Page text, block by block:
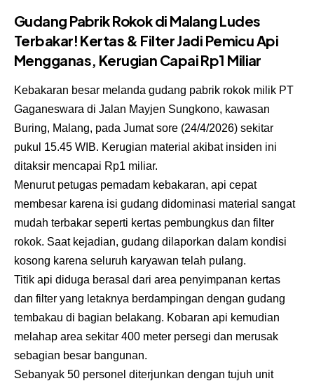
Gudang Pabrik Rokok di Malang Ludes
Terbakar! Kertas & Filter Jadi Pemicu Api
Mengganas, Kerugian Capai Rp1 Miliar
Kebakaran besar melanda gudang pabrik rokok milik PT
Gaganeswara di Jalan Mayjen Sungkono, kawasan
Buring, Malang, pada Jumat sore (24/4/2026) sekitar
pukul 15.45 WIB. Kerugian material akibat insiden ini
ditaksir mencapai Rp1 miliar.
Menurut petugas pemadam kebakaran, api cepat
membesar karena isi gudang didominasi material sangat
mudah terbakar seperti kertas pembungkus dan filter
rokok. Saat kejadian, gudang dilaporkan dalam kondisi
kosong karena seluruh karyawan telah pulang.
Titik api diduga berasal dari area penyimpanan kertas
dan filter yang letaknya berdampingan dengan gudang
tembakau di bagian belakang. Kobaran api kemudian
melahap area sekitar 400 meter persegi dan merusak
sebagian besar bangunan.
Sebanyak 50 personel diterjunkan dengan tujuh unit